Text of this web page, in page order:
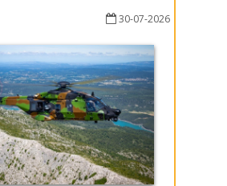
30-07-2026